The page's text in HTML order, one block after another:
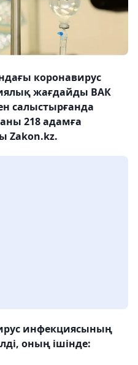
коронавирус
жағдайды ВАК
салыстырғанда
218 адамға
Zakon.kz.
инфекциясының
оның ішінде: